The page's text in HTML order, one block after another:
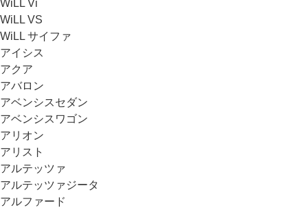
WiLL Vi
WiLL VS
WiLL サイファ
アイシス
アクア
アバロン
アベンシスセダン
アベンシスワゴン
アリオン
アリスト
アルテッツァ
アルテッツァジータ
アルファード